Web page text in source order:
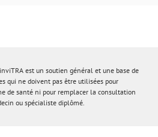
est un soutien général et une base de
qui ne doivent pas être utilisées pour
de santé ni pour remplacer la consultation
ou spécialiste diplômé.